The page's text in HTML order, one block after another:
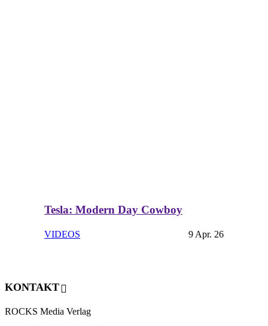
Tesla: Modern Day Cowboy
VIDEOS 9 Apr. 26
KONTAKT
ROCKS Media Verlag